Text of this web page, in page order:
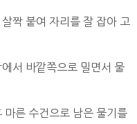
짝 붙여 자리를 잘 잡아 고
서 바깥쪽으로 밀면서 물
른 수건으로 남은 물기를